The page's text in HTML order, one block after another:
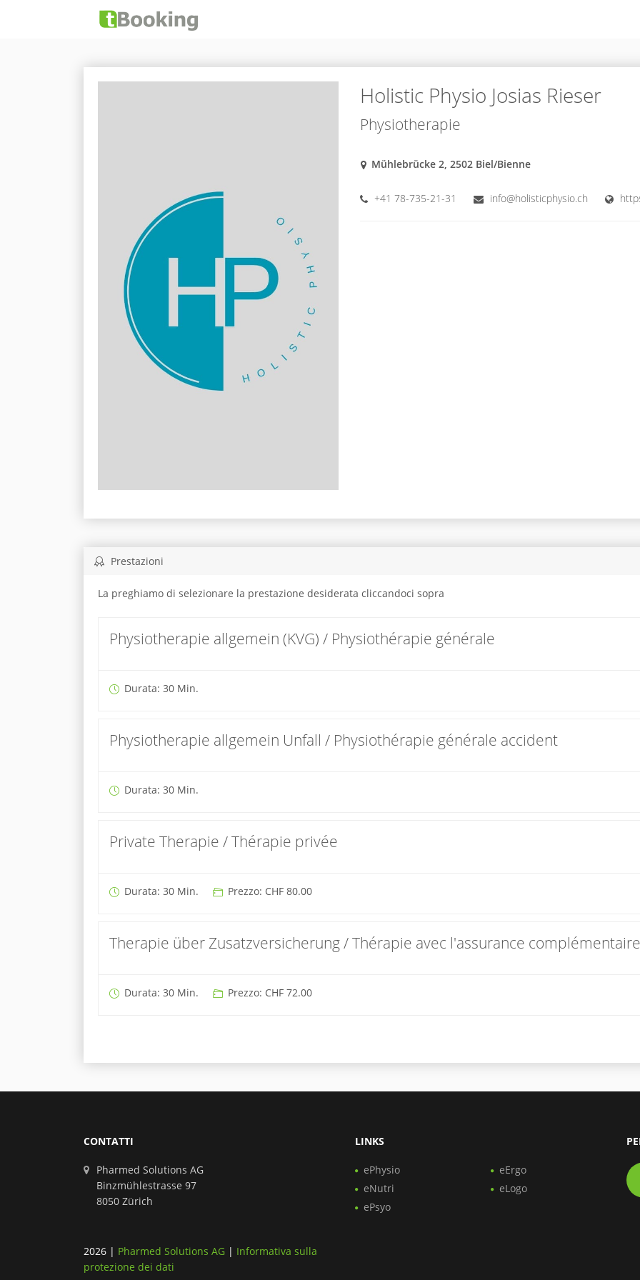
Holistic Physio Josias Rieser
Physiotherapie
Mühlebrücke 2, 2502 Biel/Bienne
+41 78-735-21-31 info@holisticphysio.ch
Prestazioni
La preghiamo di selezionare la prestazione desiderata cliccandoci sopra
Physiotherapie allgemein (KVG) / Physiothérapie générale
Durata: 30 Min.
Physiotherapie allgemein Unfall / Physiothérapie générale accident
Durata: 30 Min.
Private Therapie / Thérapie privée
Durata: 30 Min. Prezzo: CHF 80.00
Therapie über Zusatzversicherung / Thérapie avec l'assurance complémentaire
Durata: 30 Min. Prezzo: CHF 72.00
CONTATTI
Pharmed Solutions AG
Binzmühlestrasse 97
8050 Zürich
LINKS
ePhysio
eNutri
ePsyo
eErgo
eLogo
2026 | Pharmed Solutions AG | Informativa sulla
protezione dei dati